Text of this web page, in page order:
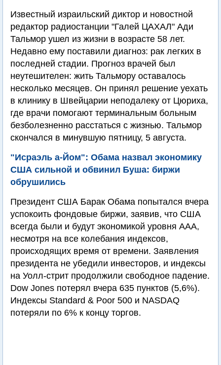
Известный израильский диктор и новостной
редактор радиостанции "Галей ЦАХАЛ" Ади
Тальмор ушел из жизни в возрасте 58 лет.
Недавно ему поставили диагноз: рак легких в
последней стадии. Прогноз врачей был
неутешителен: жить Тальмору оставалось
несколько месяцев. Он принял решение уехать
в клинику в Швейцарии неподалеку от Цюриха,
где врачи помогают терминальным больным
безболезненно расстаться с жизнью. Тальмор
скончался в минувшую пятницу, 5 августа.
"Исраэль а-Йом": Обама назвал экономику
США сильной и обвинил Буша: биржи
обрушились
Президент США Барак Обама попытался вчера
успокоить фондовые биржи, заявив, что США
всегда были и будут экономикой уровня ААА,
несмотря на все колебания индексов,
происходящих время от времени. Заявления
президента не убедили инвесторов, и индексы
на Уолл-стрит продолжили свободное падение.
Dow Jones потерял вчера 635 пунктов (5,6%).
Индексы Standard & Poor 500 и NASDAQ
потеряли по 6% к концу торгов.